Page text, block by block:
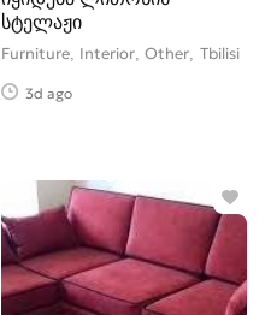
სტელაჟი
Furniture, Interior, Other Tbilisi
3d ago